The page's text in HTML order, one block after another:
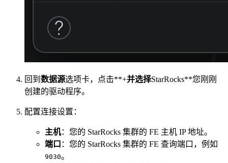
回到 数据源选项卡，点击**+并选择StarRocks**您刚刚
创建的驱动程序。
配置连接设置：
主机：您的 StarRocks 集群的 FE 主机 IP 地址。
端口 ：您的 StarRocks 集群的 FE 查询端口，例如
9030。